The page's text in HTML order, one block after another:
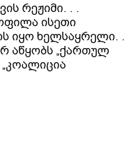
რეჟიმი. . .
ისეთი
იყო ხელსაყრელი. .
აწყობს „ქართულ
„კოალიცია